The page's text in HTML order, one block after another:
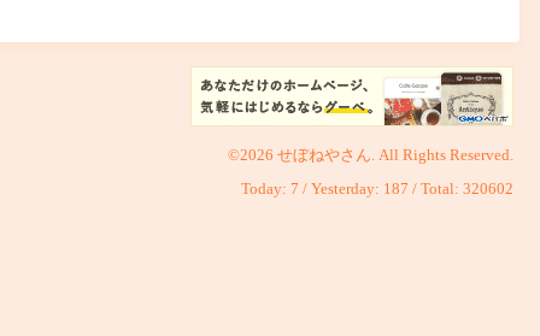
©2026 せぼねやさん. All Rights Reserved.
Today: 7 / Yesterday: 187 / Total: 320602